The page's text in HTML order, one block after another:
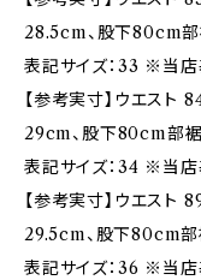
28.5cm、股下80cm
表記サイズ：33 ※当店
【参考実寸】ウエスト
29cm、股下80cm部
表記サイズ：34 ※当店
【参考実寸】ウエスト
29.5cm、股下80cm
表記サイズ：36 ※当店